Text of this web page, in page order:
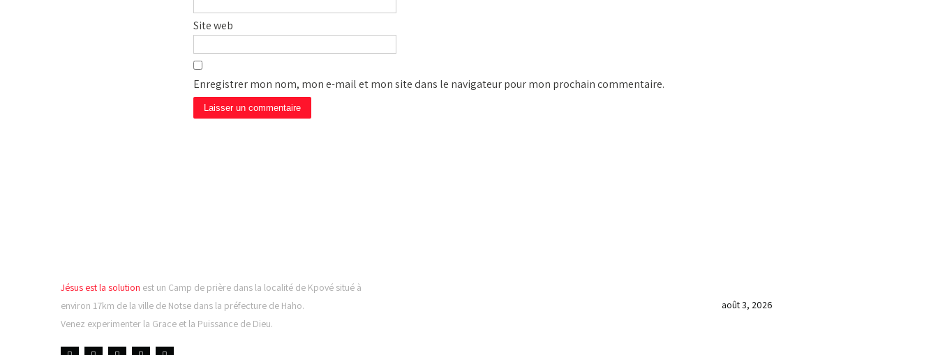
Site web
Enregistrer mon nom, mon e-mail et mon site dans le navigateur pour mon prochain commentaire.
Jésus est la solution est un Camp de prière dans la localité de Kpové situé à
environ 17km de la ville de Notse dans la préfecture de Haho.
Venez experimenter la Grace et la Puissance de Dieu.
août 3, 2026